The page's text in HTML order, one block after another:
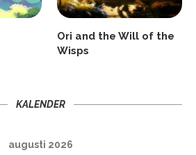
Ori and the Will of the
Wisps
KALENDER
augusti 2026